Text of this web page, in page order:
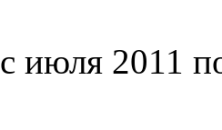
июля 2011